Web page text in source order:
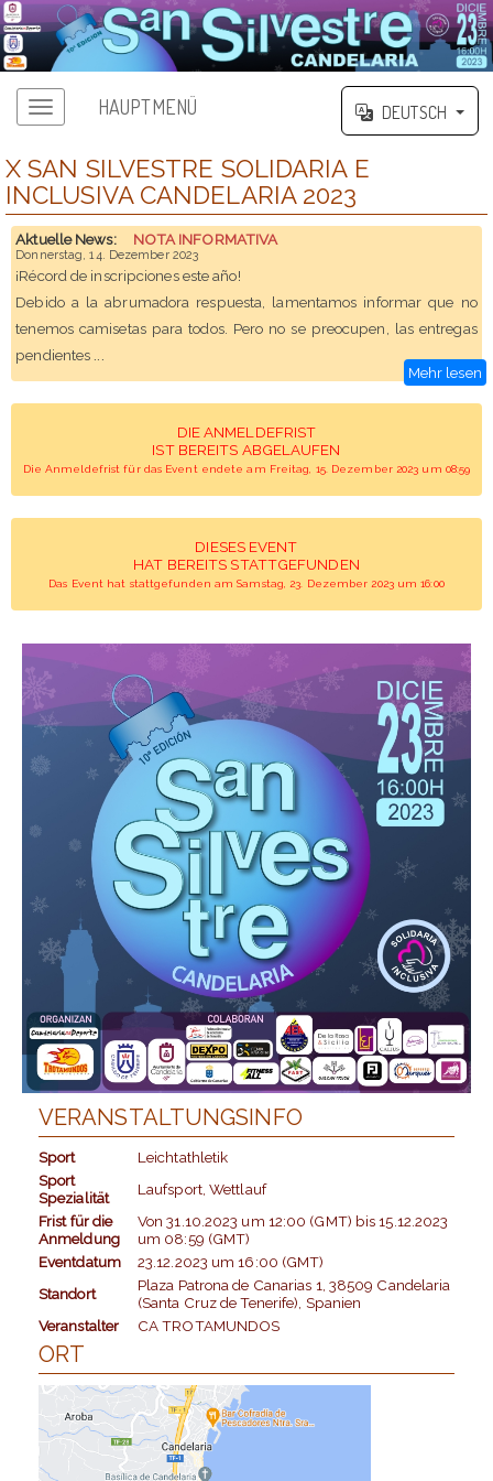
HAUPTMENÜ DEUTSCH
X SAN SILVESTRE SOLIDARIA E
INCLUSIVA CANDELARIA 2023
Aktuelle News: NOTA INFORMATIVA
Donnerstag, 14. Dezember 2023
¡Récord de inscripciones este año!
Debido a la abrumadora respuesta, lamentamos informar que no
tenemos camisetas para todos. Pero no se preocupen, las entregas
pendientes ...
Mehr lesen
DIE ANMELDEFRIST
IST BEREITS ABGELAUFEN
Die Anmeldefrist für das Event endete am Freitag, 15. Dezember 2023 um 08:59
DIESES EVENT
HAT BEREITS STATTGEFUNDEN
Das Event hat stattgefunden am Samstag, 23. Dezember 2023 um 16:00
VERANSTALTUNGSINFO
Sport
Leichtathletik
Sport
Spezialität
Laufsport, Wettlauf
Frist für die
Anmeldung
Von31.10.2023 um 12:00 (GMT) bis15.12.2023
um 08:59 (GMT)
Eventdatum
23.12.2023 um16:00 (GMT)
Standort
Plaza Patrona de Canarias 1, 38509 Candelaria
(Santa Cruz de Tenerife), Spanien
Veranstalter
CA TROTAMUNDOS
ORT